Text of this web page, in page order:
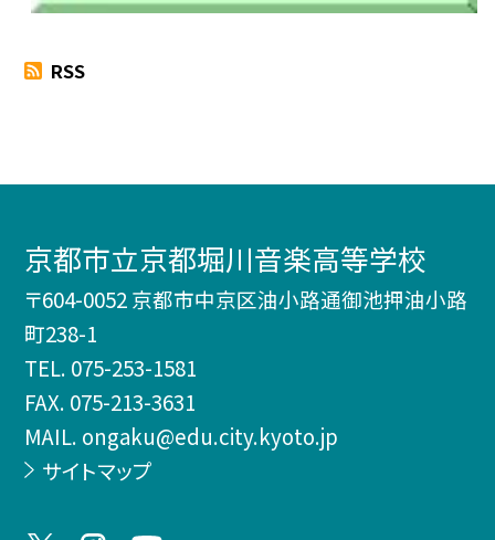
RSS
京都市立京都堀川音楽高等学校
〒604-0052 京都市中京区油小路通御池押油小路
町238-1
TEL. 075-253-1581
FAX. 075-213-3631
MAIL. ongaku@edu.city.kyoto.jp
サイトマップ